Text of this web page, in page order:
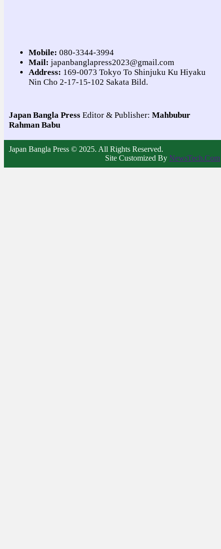
Mobile: 080-3344-3994
Mail: japanbanglapress2023@gmail.com
Address: 169-0073 Tokyo To Shinjuku Ku Hiyaku
Nin Cho 2-17-15-102 Sakata Bild.
Japan Bangla Press Editor & Publisher: Mahbubur
Rahman Babu
Japan Bangla Press © 2025. All Rights Reserved.
Site Customized By NewsTech.Com